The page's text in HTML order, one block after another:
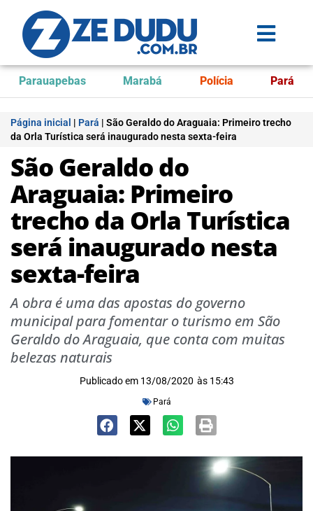
Parauapebas Marabá Polícia Pará
Página inicial | Pará | São Geraldo do Araguaia: Primeiro trecho
da Orla Turística será inaugurado nesta sexta-feira
São Geraldo do
Araguaia: Primeiro
trecho da Orla Turística
será inaugurado nesta
sexta-feira
A obra é uma das apostas do governo
municipal para fomentar o turismo em São
Geraldo do Araguaia, que conta com muitas
belezas naturais
Publicado em 13/08/2020 às 15:43
Pará